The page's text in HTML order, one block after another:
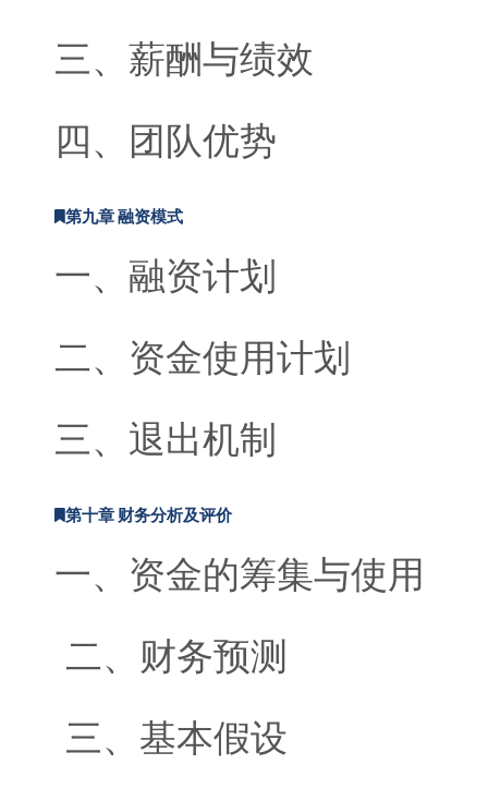
三、薪酬与绩效
四、团队优势
第九章 融资模式
一、融资计划
二、资金使用计划
三、退出机制
第十章 财务分析及评价
一、资金的筹集与使用
二、财务预测
三、基本假设